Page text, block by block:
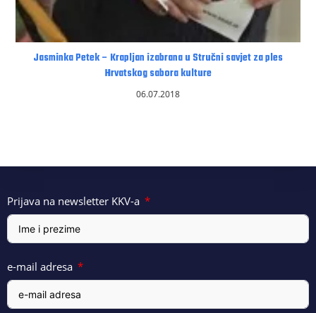
Jasminka Petek – Krapljan izabrana u Stručni savjet za ples
Hrvatskog sabora kulture
06.07.2018
Prijava na newsletter KKV-a
e-mail adresa